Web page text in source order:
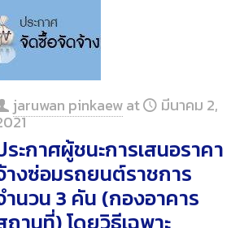
jaruwan pinkaewat มีนาคม 2,
ระกาศผู้ชนะการเสนอราคา
างซ่อมรถยนต์ราชการ
ำนวน 3 คัน (กองอาคาร